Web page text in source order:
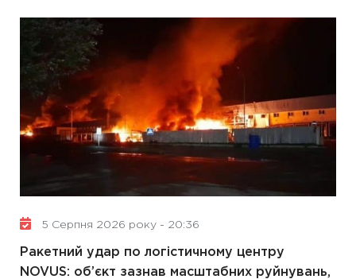
5 Серпня 2026 року - 20:36
Ракетний удар по логістичному центру
NOVUS: об’єкт зазнав масштабних руйнувань,